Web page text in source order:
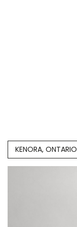
KENORA, ONTARIO